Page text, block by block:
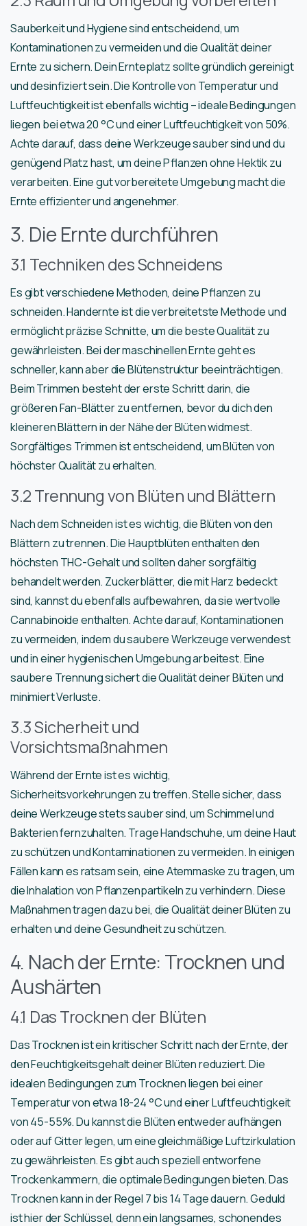
Sauberkeit und Hygiene sind entscheidend, um
Kontaminationen zu vermeiden und die Qualität deiner
Ernte zu sichern. Dein Ernteplatz sollte gründlich gereinigt
und desinfiziert sein. Die Kontrolle von Temperatur und
Luftfeuchtigkeit ist ebenfalls wichtig – ideale Bedingungen
liegen bei etwa 20 °C und einer Luftfeuchtigkeit von 50%.
Achte darauf, dass deine Werkzeuge sauber sind und du
genügend Platz hast, um deine Pflanzen ohne Hektik zu
verarbeiten. Eine gut vorbereitete Umgebung macht die
Ernte effizienter und angenehmer.
3. Die Ernte durchführen
3.1 Techniken des Schneidens
Es gibt verschiedene Methoden, deine Pflanzen zu
schneiden. Handernte ist die verbreitetste Methode und
ermöglicht präzise Schnitte, um die beste Qualität zu
gewährleisten. Bei der maschinellen Ernte geht es
schneller, kann aber die Blütenstruktur beeinträchtigen.
Beim Trimmen besteht der erste Schritt darin, die
größeren Fan-Blätter zu entfernen, bevor du dich den
kleineren Blättern in der Nähe der Blüten widmest.
Sorgfältiges Trimmen ist entscheidend, um Blüten von
höchster Qualität zu erhalten.
3.2 Trennung von Blüten und Blättern
Nach dem Schneiden ist es wichtig, die Blüten von den
Blättern zu trennen. Die Hauptblüten enthalten den
höchsten THC-Gehalt und sollten daher sorgfältig
behandelt werden. Zuckerblätter, die mit Harz bedeckt
sind, kannst du ebenfalls aufbewahren, da sie wertvolle
Cannabinoide enthalten. Achte darauf, Kontaminationen
zu vermeiden, indem du saubere Werkzeuge verwendest
und in einer hygienischen Umgebung arbeitest. Eine
saubere Trennung sichert die Qualität deiner Blüten und
minimiert Verluste.
3.3 Sicherheit und
Vorsichtsmaßnahmen
Während der Ernte ist es wichtig,
Sicherheitsvorkehrungen zu treffen. Stelle sicher, dass
deine Werkzeuge stets sauber sind, um Schimmel und
Bakterien fernzuhalten. Trage Handschuhe, um deine Haut
zu schützen und Kontaminationen zu vermeiden. In einigen
Fällen kann es ratsam sein, eine Atemmaske zu tragen, um
die Inhalation von Pflanzenpartikeln zu verhindern. Diese
Maßnahmen tragen dazu bei, die Qualität deiner Blüten zu
erhalten und deine Gesundheit zu schützen.
4. Nach der Ernte: Trocknen und
Aushärten
4.1 Das Trocknen der Blüten
Das Trocknen ist ein kritischer Schritt nach der Ernte, der
den Feuchtigkeitsgehalt deiner Blüten reduziert. Die
idealen Bedingungen zum Trocknen liegen bei einer
Temperatur von etwa 18-24 °C und einer Luftfeuchtigkeit
von 45-55%. Du kannst die Blüten entweder aufhängen
oder auf Gitter legen, um eine gleichmäßige Luftzirkulation
zu gewährleisten. Es gibt auch speziell entworfene
Trockenkammern, die optimale Bedingungen bieten. Das
Trocknen kann in der Regel 7 bis 14 Tage dauern. Geduld
ist hier der Schlüssel, denn ein langsames, schonendes